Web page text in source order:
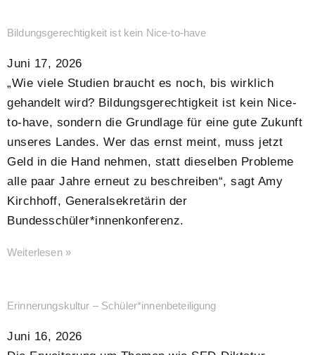
Bildungsgerechtigkeit ist kein Nice-to-have
Juni 17, 2026
„Wie viele Studien braucht es noch, bis wirklich
gehandelt wird? Bildungsgerechtigkeit ist kein Nice-
to-have, sondern die Grundlage für eine gute Zukunft
unseres Landes. Wer das ernst meint, muss jetzt
Geld in die Hand nehmen, statt dieselben Probleme
alle paar Jahre erneut zu beschreiben“, sagt Amy
Kirchhoff, Generalsekretärin der
Bundesschüler*innenkonferenz.
Weiterlesen »
Erinnerungskultur – Schüler*innenbeteiligung
Juni 16, 2026